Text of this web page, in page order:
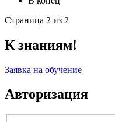
Страница 2 из 2
К знаниям!
Заявка на обучение
Авторизация